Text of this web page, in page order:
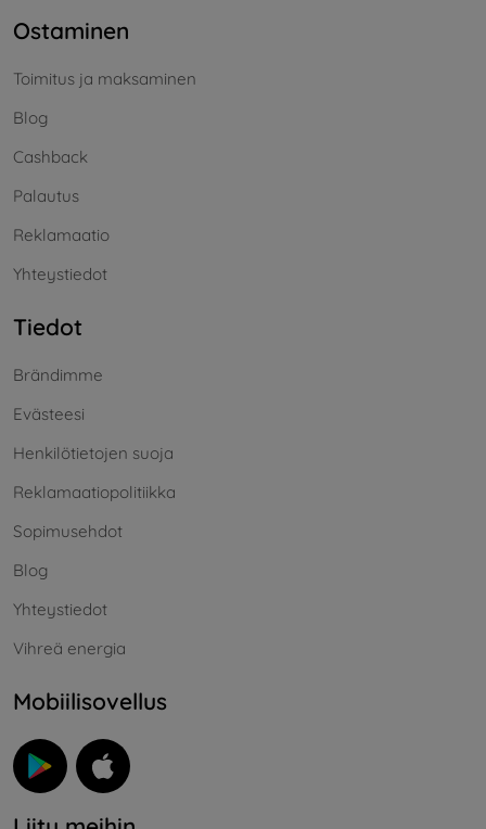
Ostaminen
Toimitus ja maksaminen
Blog
Cashback
Palautus
Reklamaatio
Yhteystiedot
Tiedot
Brändimme
Evästeesi
Henkilötietojen suoja
Reklamaatiopolitiikka
Sopimusehdot
Blog
Yhteystiedot
Vihreä energia
Mobiilisovellus